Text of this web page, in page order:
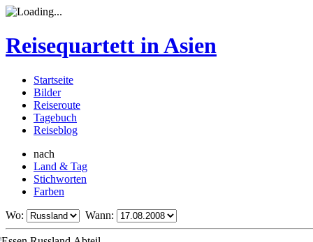
Reisequartett in Asien
Startseite
Bilder
Reiseroute
Tagebuch
Reiseblog
nach
Land & Tag
Stichworten
Farben
Wo:
Wann: